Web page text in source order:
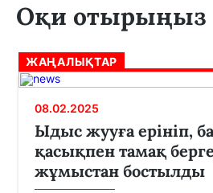
Оқи отырыңыз
ЖАҢАЛЫҚТАР
08.02.2025
Ыдыс жууға ерініп,
қасықпен тамақ
жұмыстан бостылды